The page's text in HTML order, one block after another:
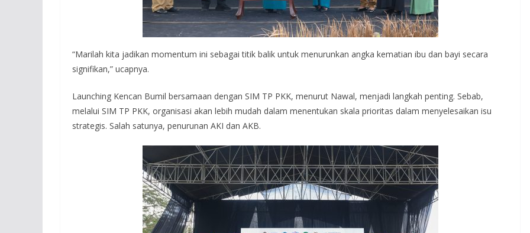
“Marilah kita jadikan momentum ini sebagai titik balik untuk menurunkan angka kematian ibu dan bayi secara
signifikan,” ucapnya.
Launching Kencan Bumil bersamaan dengan SIM TP PKK, menurut Nawal, menjadi langkah penting. Sebab,
melalui SIM TP PKK, organisasi akan lebih mudah dalam menentukan skala prioritas dalam menyelesaikan isu
strategis. Salah satunya, penurunan AKI dan AKB.